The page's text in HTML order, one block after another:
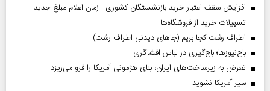
افزایش سقف اعتبار خرید بازنشستگان کشوری | زمان اعلام مبلغ جدید
تسهیلات خرید از فروشگاه‌ها
اطراف رشت کجا بریم (جاهای دیدنی اطراف رشت)
باج‌نیوزها؛ باج‌گیری در لباس افشاگری
تعرض به زیرساخت‌های ایران، بنای هژمونی آمریکا را فرو می‌ریزد
سپر آمریکا نشوید